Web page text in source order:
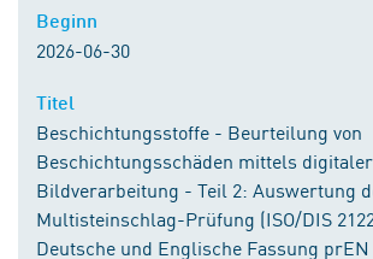
Beginn
2026-06-30
Titel
Beschichtungsstoffe - Beurteilung von
Beschichtungsschäden mittels digitaler
Bildverarbeitung - Teil 2: Auswertung
Multisteinschlag-Prüfung (ISO/DIS
Deutsche und Englische Fassung prEN